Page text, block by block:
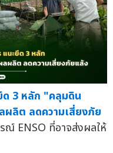
ด 3 หลัก "คลุมดิน
ผลิต ลดความเสี่ยงภัย
ณ์ ENSO ที่อาจส่งผลให้